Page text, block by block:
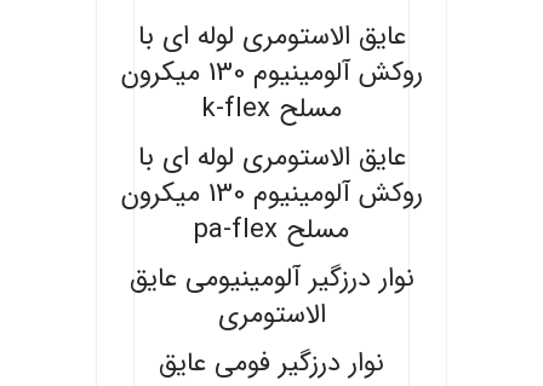
عایق الاستومری لوله ای با
روکش آلومینیوم 130 میکرون
مسلح k-flex
عایق الاستومری لوله ای با
روکش آلومینیوم 130 میکرون
مسلح pa-flex
نوار درزگیر آلومینیومی عایق
الاستومری
نوار درزگیر فومی عایق